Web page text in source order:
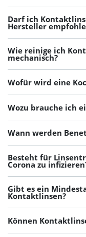
Darf ich
Hersteller
Wie reinige ich
mechanisch?
Wofür wird eine
Wozu brauche ich
Wann werden
Besteht für
Corona zu
Gibt es ein
Kontaktlinsen?
Können